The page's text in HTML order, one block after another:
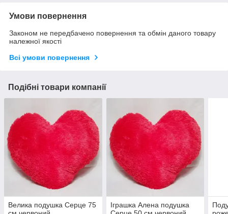
Умови повернення
Законом не передбачено повернення та обмін даного товару
належної якості
Всі умови повернення
Подібні товари компанії
Велика подушка Серце 75
Іграшка Алена подушка